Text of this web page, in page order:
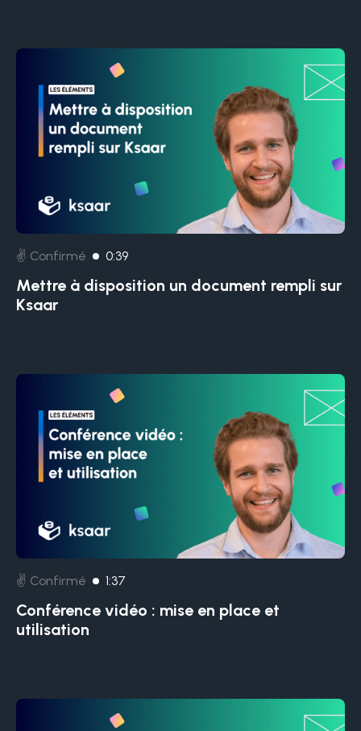
✌️ Confirmé 0:39
Mettre à disposition un document rempli sur
Ksaar
✌️ Confirmé 1:37
Conférence vidéo : mise en place et
utilisation